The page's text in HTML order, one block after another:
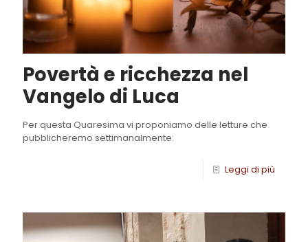
Povertà e ricchezza nel
Vangelo di Luca
Per questa Quaresima vi proponiamo delle letture che
pubblicheremo settimanalmente:
Leggi di più